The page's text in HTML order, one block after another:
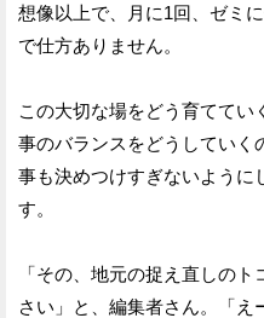
想像以上で、月に1回、ゼミ
で仕方ありません。
この大切な場をどう育てて
事のバランスをどうしていく
事も決めつけすぎないように
す。
「その、地元の捉え直しの
さい」と、編集者さん。「